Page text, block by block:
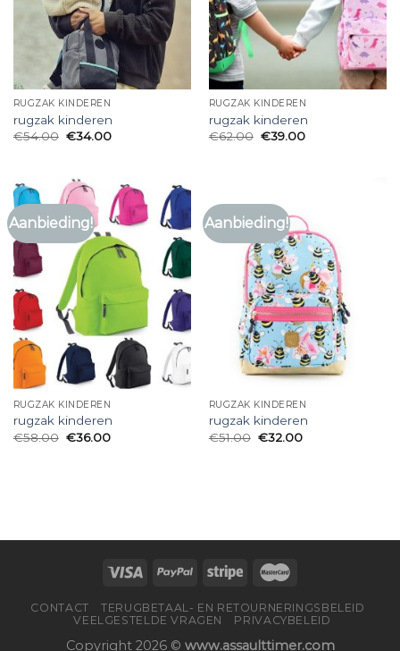
RUGZAK KINDEREN
rugzak kinderen
€54.00 €34.00
RUGZAK KINDEREN
rugzak kinderen
€62.00 €39.00
Aanbieding!
RUGZAK KINDEREN
rugzak kinderen
€58.00 €36.00
Aanbieding!
RUGZAK KINDEREN
rugzak kinderen
€51.00 €32.00
CONTACT
TERUGBETAAL- EN RETOURNERINGSBELEID
VEELGESTELDE VRAGEN
PRIVACYBELEID
Copyright 2026 © www.assaulttimer.com